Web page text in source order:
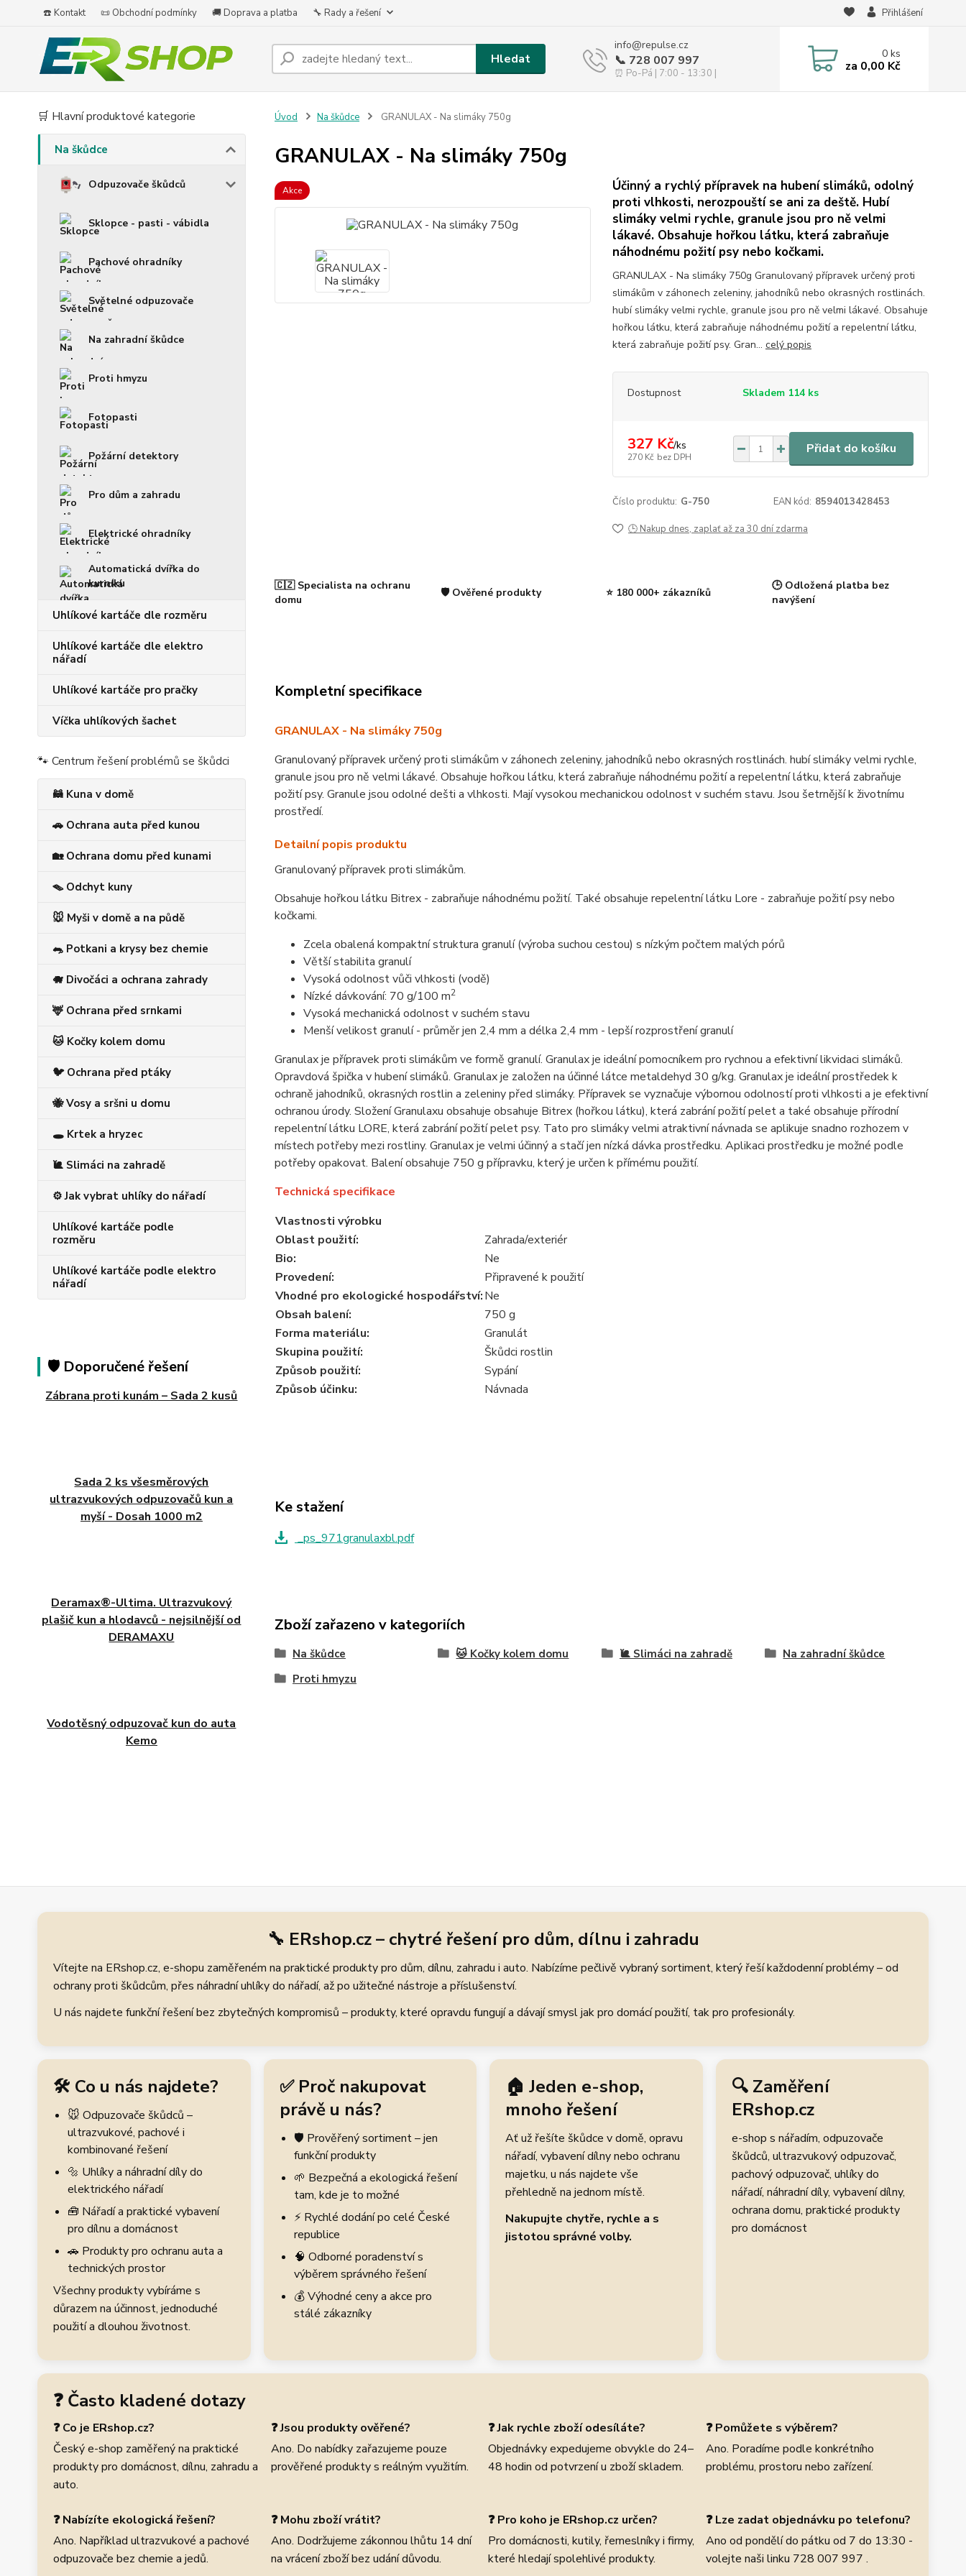
☎️ Kontakt 📜 Obchodní podmínky 🚚 Doprava a platba 🔧 Rady a řešení Přihlášení
Hledat
info@repulse.cz
📞 728 007 997
⏰ Po-Pá | 7:00 - 13:30 |
0ks
za 0,00 Kč
🛒 Hlavní produktové kategorie
Na škůdce
Odpuzovače škůdců
Sklopce - pasti - vábidla
Pachové ohradníky
Světelné odpuzovače
Na zahradní škůdce
Proti hmyzu
Fotopasti
Požární detektory
Pro dům a zahradu
Elektrické ohradníky
Automatická dvířka do
kurníku
Uhlíkové kartáče dle rozměru
Uhlíkové kartáče dle elektro
nářadí
Uhlíkové kartáče pro pračky
Víčka uhlíkových šachet
🐾 Centrum řešení problémů se škůdci
🦝 Kuna v domě
🚗 Ochrana auta před kunou
🏡 Ochrana domu před kunami
🪤 Odchyt kuny
🐭 Myši v domě a na půdě
🐀 Potkani a krysy bez chemie
🐗 Divočáci a ochrana zahrady
🦌 Ochrana před srnkami
🐱 Kočky kolem domu
🐦 Ochrana před ptáky
🐝 Vosy a sršni u domu
🕳️ Krtek a hryzec
🐌 Slimáci na zahradě
⚙️ Jak vybrat uhlíky do nářadí
Uhlíkové kartáče podle
rozměru
Uhlíkové kartáče podle elektro
nářadí
🛡️ Doporučené řešení
Zábrana proti kunám – Sada 2 kusů
Sada 2 ks všesměrových
ultrazvukových odpuzovačů kun a
myší - Dosah 1000 m2
Deramax®-Ultima. Ultrazvukový
plašič kun a hlodavců - nejsilnější od
DERAMAXU
Vodotěsný odpuzovač kun do auta
Kemo
Úvod Na škůdce GRANULAX - Na slimáky 750g
GRANULAX - Na slimáky 750g
Akce
Účinný a rychlý přípravek na hubení slimáků, odolný
proti vlhkosti, nerozpouští se ani za deště. Hubí
slimáky velmi rychle, granule jsou pro ně velmi
lákavé. Obsahuje hořkou látku, která zabraňuje
náhodnému požití psy nebo kočkami.
GRANULAX - Na slimáky 750g Granulovaný přípravek určený proti
slimákům v záhonech zeleniny, jahodníků nebo okrasných rostlinách.
hubí slimáky velmi rychle, granule jsou pro ně velmi lákavé. Obsahuje
hořkou látku, která zabraňuje náhodnému požití a repelentní látku,
která zabraňuje požití psy. Gran... celý popis
Dostupnost Skladem 114 ks
327 Kč/ks
270 Kč bez DPH
Přidat do košíku
Číslo produktu: G-750 EAN kód: 8594013428453
🕒 Nakup dnes, zaplať až za 30 dní zdarma
🇨🇿 Specialista na ochranu
domu
🛡️ Ověřené produkty ⭐ 180 000+ zákazníků
🕒 Odložená platba bez
navýšení
Kompletní specifikace
GRANULAX - Na slimáky 750g
Granulovaný přípravek určený proti slimákům v záhonech zeleniny, jahodníků nebo okrasných rostlinách. hubí slimáky velmi rychle,
granule jsou pro ně velmi lákavé. Obsahuje hořkou látku, která zabraňuje náhodnému požití a repelentní látku, která zabraňuje
požití psy. Granule jsou odolné dešti a vlhkosti. Mají vysokou mechanickou odolnost v suchém stavu. Jsou šetrnější k životnímu
prostředí.
Detailní popis produktu
Granulovaný přípravek proti slimákům.
Obsahuje hořkou látku Bitrex - zabraňuje náhodnému požití. Také obsahuje repelentní látku Lore - zabraňuje požití psy nebo
kočkami.
Zcela obalená kompaktní struktura granulí (výroba suchou cestou) s nízkým počtem malých pórů
Větší stabilita granulí
Vysoká odolnost vůči vlhkosti (vodě)
Nízké dávkování: 70 g/100 m2
Vysoká mechanická odolnost v suchém stavu
Menší velikost granulí - průměr jen 2,4 mm a délka 2,4 mm - lepší rozprostření granulí
Granulax je přípravek proti slimákům ve formě granulí. Granulax je ideální pomocníkem pro rychnou a efektivní likvidaci slimáků.
Opravdová špička v hubení slimáků. Granulax je založen na účinné látce metaldehyd 30 g/kg. Granulax je ideální prostředek k
ochraně jahodníků, okrasných rostlin a zeleniny před slimáky. Přípravek se vyznačuje výbornou odolností proti vlhkosti a je efektivní
ochranou úrody. Složení Granulaxu obsahuje obsahuje Bitrex (hořkou látku), která zabrání požití pelet a také obsahuje přírodní
repelentní látku LORE, která zabrání požití pelet psy. Tato pro slimáky velmi atraktivní návnada se aplikuje snadno rozhozem v
místech potřeby mezi rostliny. Granulax je velmi účinný a stačí jen nízká dávka prostředku. Aplikaci prostředku je možné podle
potřeby opakovat. Balení obsahuje 750 g přípravku, který je určen k přímému použití.
Technická specifikace
Vlastnosti výrobku
Oblast použití:
Zahrada/exteriér
Bio:
Ne
Provedení:
Připravené k použití
Vhodné pro ekologické hospodářství:Ne
Obsah balení:
750 g
Forma materiálu:
Granulát
Skupina použití:
Škůdci rostlin
Způsob použití:
Sypání
Způsob účinku:
Návnada
Ke stažení
_ps_971granulaxbl.pdf
Zboží zařazeno v kategoriích
Na škůdce 🐱 Kočky kolem domu 🐌 Slimáci na zahradě
Na zahradní škůdce
Proti hmyzu
🔧 ERshop.cz – chytré řešení pro dům, dílnu i zahradu
Vítejte na ERshop.cz, e-shopu zaměřeném na praktické produkty pro dům, dílnu, zahradu i auto. Nabízíme pečlivě vybraný sortiment, který řeší každodenní problémy – od
ochrany proti škůdcům, přes náhradní uhlíky do nářadí, až po užitečné nástroje a příslušenství.
U nás najdete funkční řešení bez zbytečných kompromisů – produkty, které opravdu fungují a dávají smysl jak pro domácí použití, tak pro profesionály.
🛠️ Co u nás najdete?
🐭 Odpuzovače škůdců –
ultrazvukové, pachové i
kombinované řešení
🔩 Uhlíky a náhradní díly do
elektrického nářadí
🧰 Nářadí a praktické vybavení
pro dílnu a domácnost
🚗 Produkty pro ochranu auta a
technických prostor
Všechny produkty vybíráme s
důrazem na účinnost, jednoduché
použití a dlouhou životnost.
✅ Proč nakupovat
právě u nás?
🛡️ Prověřený sortiment – jen
funkční produkty
🌱 Bezpečná a ekologická řešení
tam, kde je to možné
⚡ Rychlé dodání po celé České
republice
🧠 Odborné poradenství s
výběrem správného řešení
💰 Výhodné ceny a akce pro
stálé zákazníky
🏠 Jeden e-shop,
mnoho řešení
Ať už řešíte škůdce v domě, opravu
nářadí, vybavení dílny nebo ochranu
majetku, u nás najdete vše
přehledně na jednom místě.
Nakupujte chytře, rychle a s
jistotou správné volby.
🔍 Zaměření
ERshop.cz
e-shop s nářadím, odpuzovače
škůdců, ultrazvukový odpuzovač,
pachový odpuzovač, uhlíky do
nářadí, náhradní díly, vybavení dílny,
ochrana domu, praktické produkty
pro domácnost
❓ Často kladené dotazy
❓ Co je ERshop.cz?
Český e-shop zaměřený na praktické
produkty pro domácnost, dílnu, zahradu a
auto.
❓ Jsou produkty ověřené?
Ano. Do nabídky zařazujeme pouze
prověřené produkty s reálným využitím.
❓ Jak rychle zboží odesíláte?
Objednávky expedujeme obvykle do 24–
48 hodin od potvrzení u zboží skladem.
❓ Pomůžete s výběrem?
Ano. Poradíme podle konkrétního
problému, prostoru nebo zařízení.
❓ Nabízíte ekologická řešení?
Ano. Například ultrazvukové a pachové
odpuzovače bez chemie a jedů.
❓ Mohu zboží vrátit?
Ano. Dodržujeme zákonnou lhůtu 14 dní
na vrácení zboží bez udání důvodu.
❓ Pro koho je ERshop.cz určen?
Pro domácnosti, kutily, řemeslníky i firmy,
které hledají spolehlivé produkty.
❓ Lze zadat objednávku po telefonu?
Ano od pondělí do pátku od 7 do 13:30 -
volejte naši linku 728 007 997 .